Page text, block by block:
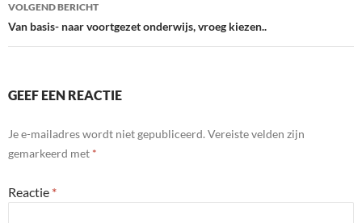
VOLGEND BERICHT
Van basis- naar voortgezet onderwijs, vroeg kiezen..
GEEF EEN REACTIE
Je e-mailadres wordt niet gepubliceerd. Vereiste velden zijn
gemarkeerd met *
Reactie *